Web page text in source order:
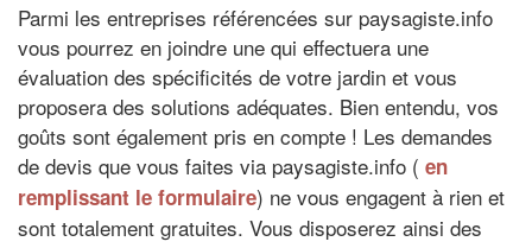
Parmi les entreprises référencées sur paysagiste.info
vous pourrez en joindre une qui effectuera une
évaluation des spécificités de votre jardin et vous
proposera des solutions adéquates. Bien entendu, vos
goûts sont également pris en compte ! Les demandes
de devis que vous faites via paysagiste.info ( en
remplissant le formulaire) ne vous engagent à rien et
sont totalement gratuites. Vous disposerez ainsi des